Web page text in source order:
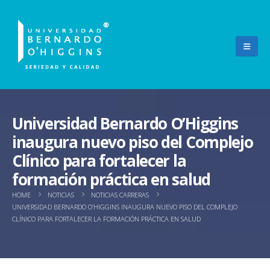
Universidad Bernardo O’Higgins
inaugura nuevo piso del Complejo
Clínico para fortalecer la
formación práctica en salud
HOME NOTICIAS
NOTICIAS CARRERAS
UNIVERSIDAD BERNARDO O’HIGGINS INAUGURA NUEVO PISO DEL COMPLEJO
CLÍNICO PARA FORTALECER LA FORMACIÓN PRÁCTICA EN SALUD